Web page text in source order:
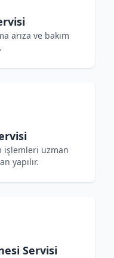
arıza ve bakım
işlemleri uzman
yapılır.
Servisi